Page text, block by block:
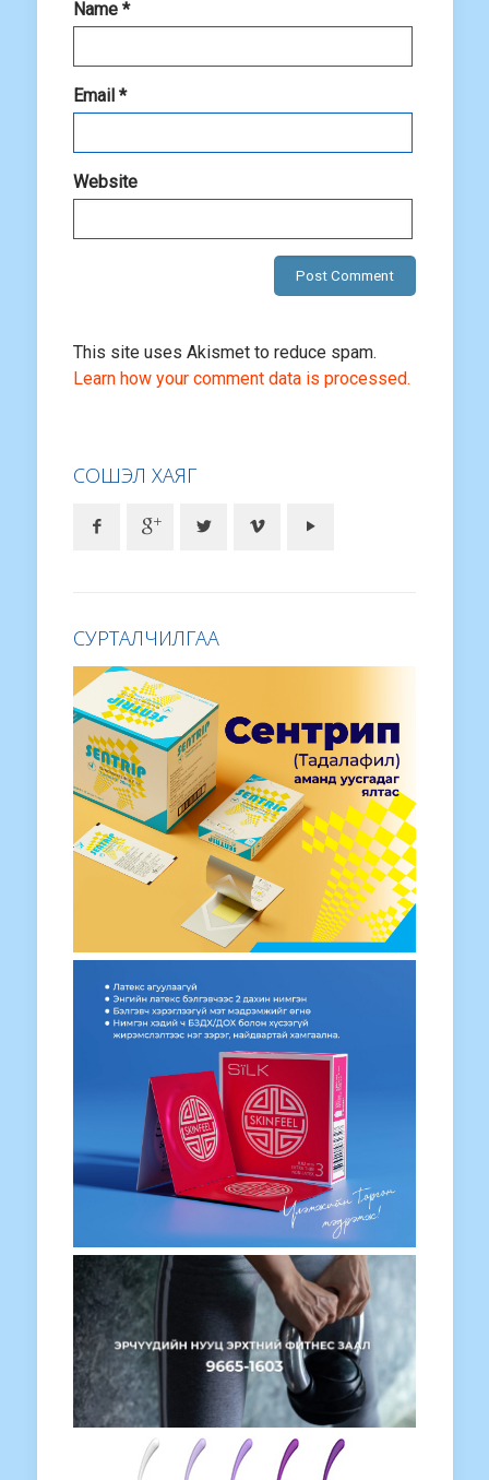
Name *
Email *
Website
This site uses Akismet to reduce spam.
Learn how your comment data is processed.
СОШЭЛ ХАЯГ
СУРТАЛЧИЛГАА